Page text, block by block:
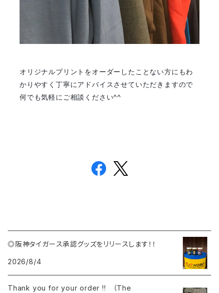
オリジナルプリントをオーダーしたことない方にもわ
かりやすく丁寧にアドバイスさせていただきますので
何でも気軽にご相談ください^^
◎阪神タイガース承認グッズをリリースします！！
2026/8/4
Thank you for your order !! （The